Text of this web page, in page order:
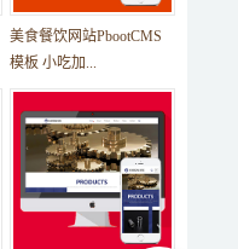
美食餐饮网站PbootCMS
模板 小吃加...